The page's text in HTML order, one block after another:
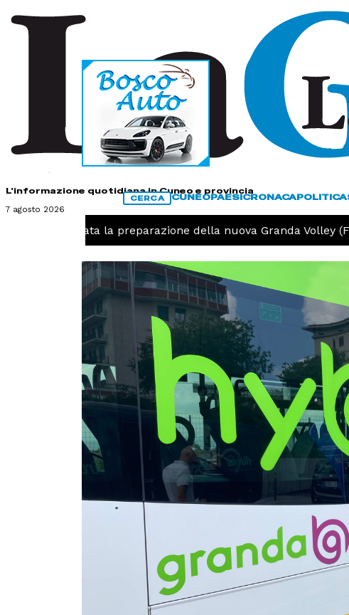
L'informazione quotidiana in Cuneo e provincia
7 agosto 2026
CERCA CUNEOPAESICRONACAPOLITICA
iniziata la preparazione della nuova Granda Volley